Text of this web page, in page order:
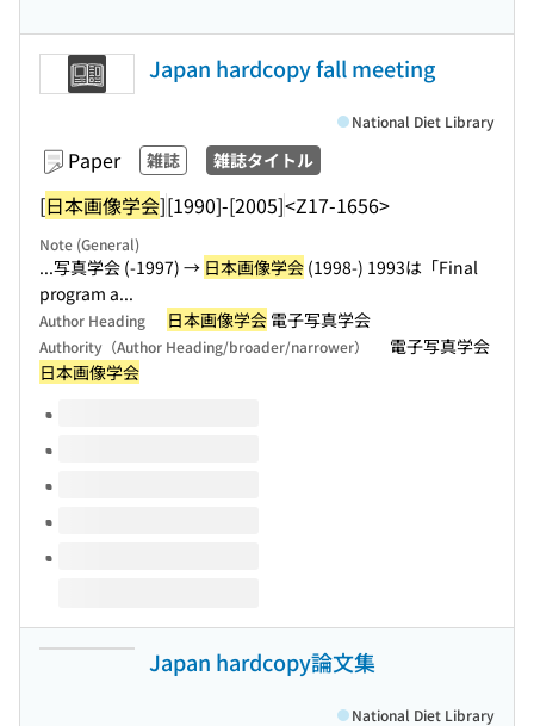
Japan hardcopy fall meeting
Paper 雑誌 雑誌タイトル
[日本画像学会][1990]-[2005]<Z17-1656>
National Diet Library
Note (General)
...写真学会 (-1997) → 日本画像学会 (1998-) 1993は「Final
program a...
Author Heading 日本画像学会 電子写真学会
Authority（Author Heading/broader/narrower）
電子写真学会
日本画像学会
Volumes of this title
Japan hardcopy論文集
National Diet Library